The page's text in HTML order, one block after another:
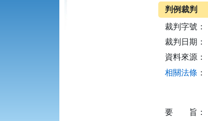
判例裁判
裁判字號：
裁判日期：
資料來源：
相關法條 ：
要
旨：